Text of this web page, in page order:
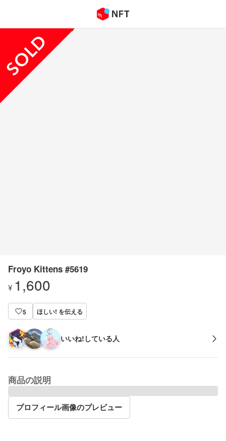
Froyo Kittens #5619
¥ 1,600
5 ほしい! を伝える
いいね!している人
商品の説明
プロフィール画像のプレビュー